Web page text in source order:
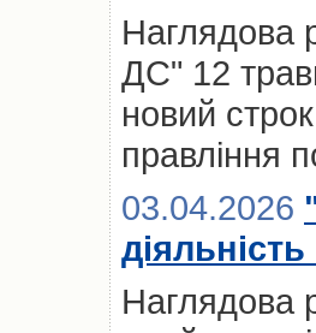
Наглядова
ДС" 12
новий
правління
03.04.2026
діяльність
Наглядова